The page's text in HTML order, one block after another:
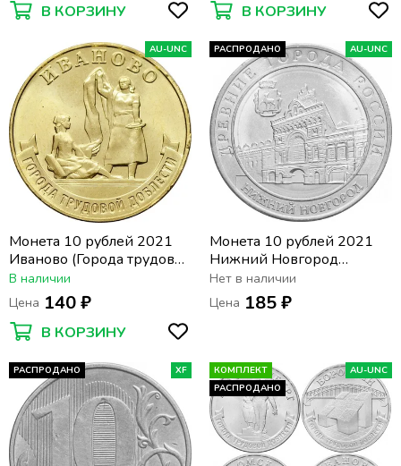
В КОРЗИНУ В КОРЗИНУ
AU-UNC
Монета 10 рублей 2021
Иваново (Города трудовой
доблести)
В наличии
Цена 140 ₽
В КОРЗИНУ
РАСПРОДАНО AU-UNC
Монета 10 рублей 2021
Нижний Новгород
(Древние города России)
Нет в наличии
Цена 185 ₽
РАСПРОДАНО XF
КОМПЛЕКТ
РАСПРОДАНО
AU-UNC